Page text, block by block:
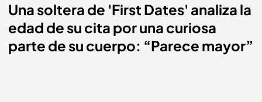
Una soltera de 'First Dates' analiza la
edad de su cita por una curiosa
parte de su cuerpo: “Parece mayor”